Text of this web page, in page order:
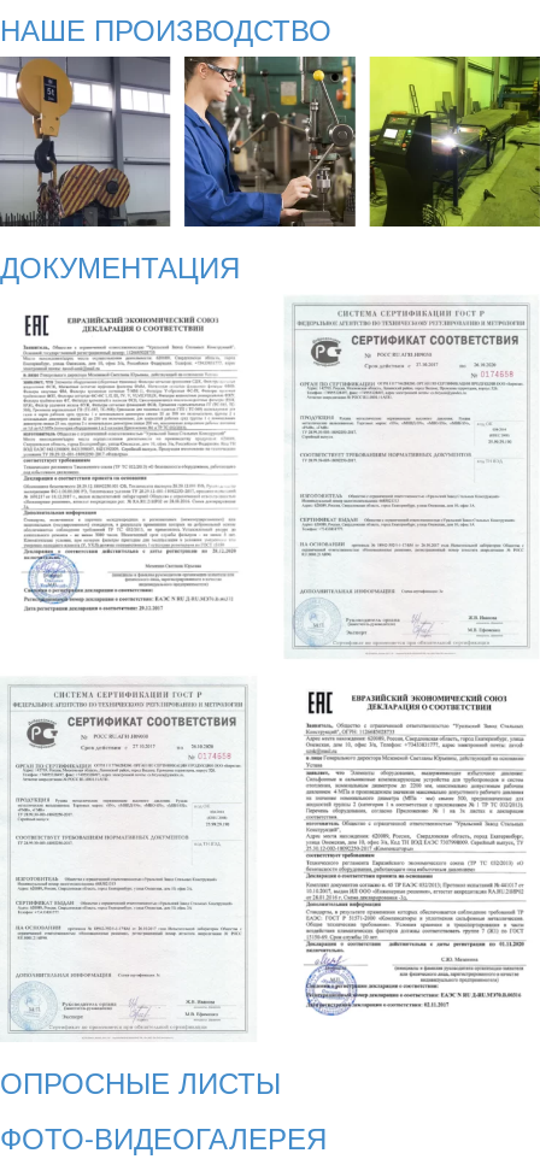
НАШЕ ПРОИЗВОДСТВО
ДОКУМЕНТАЦИЯ
ОПРОСНЫЕ ЛИСТЫ
ФОТО-ВИДЕОГАЛЕРЕЯ